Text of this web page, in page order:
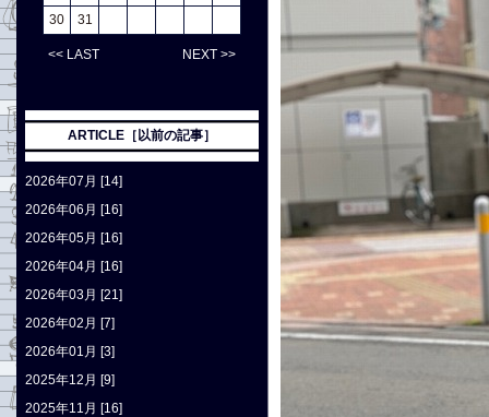
30
31
<< LAST NEXT >>
ARTICLE［以前の記事］
2026年07月 [14]
2026年06月 [16]
2026年05月 [16]
2026年04月 [16]
2026年03月 [21]
2026年02月 [7]
2026年01月 [3]
2025年12月 [9]
2025年11月 [16]